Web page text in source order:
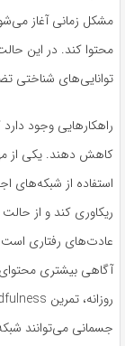
مشکل زمانی آغاز
محتوا کند. در این
توانایی‌های شناختی
راهکارهایی وجود
کاهش دهند. یکی از
استفاده از شبکه‌های
ریکاوری کند و از
عادت‌های رفتاری
آگاهی بیشتری محتوای
جسمانی می‌توانند